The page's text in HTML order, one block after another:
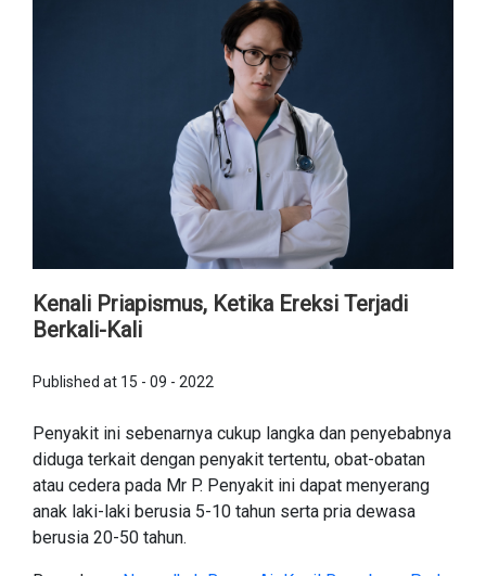
Kenali Priapismus, Ketika Ereksi Terjadi
Berkali-Kali
Published at 15 - 09 - 2022
Penyakit ini sebenarnya cukup langka dan penyebabnya
diduga terkait dengan penyakit tertentu, obat-obatan
atau cedera pada Mr P. Penyakit ini dapat menyerang
anak laki-laki berusia 5-10 tahun serta pria dewasa
berusia 20-50 tahun.